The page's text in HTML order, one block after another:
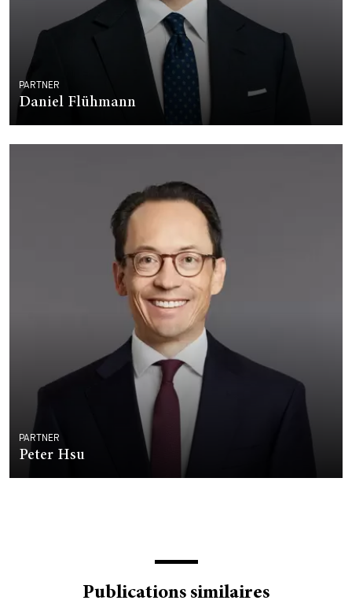
PARTNER
Daniel Flühmann
PARTNER
Peter Hsu
Publications similaires